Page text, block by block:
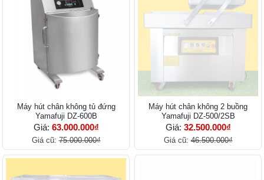
Máy hút chân không tủ đứng
Yamafuji DZ-600B
Giá: 63.000.000₫
Giá cũ:75.000.000₫
Máy hút chân không 2 buồng
Yamafuji DZ-500/2SB
Giá: 32.500.000₫
Giá cũ:46.500.000₫